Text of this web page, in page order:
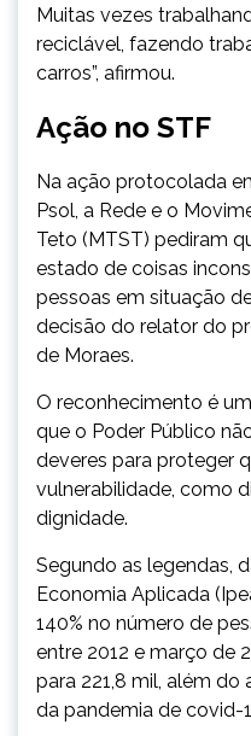
Muitas vezes
reciclável, fazendo
carros”, afirmou.
Ação no STF
Na ação protocolada
Psol, a Rede e o
Teto (MTST) pediram
estado de coisas
pessoas em situação
decisão do relator do
de Moraes.
O reconhecimento é
que o Poder Público
deveres para proteger
vulnerabilidade, como
dignidade.
Segundo as legendas,
Economia Aplicada
140% no número de
entre 2012 e março de
para 221,8 mil, além
da pandemia de covid-